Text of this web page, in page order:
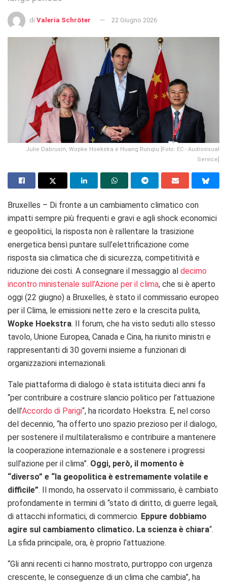
di Valeria Schröter 22 Giugno 2026
Julie Dabrusin, Wopke Hoekstra e Huang Runqiu [Foto: EC - Audiovisual
Service]
Bruxelles – Di fronte a un cambiamento climatico con
impatti sempre più frequenti e gravi e agli shock economici
e geopolitici, la risposta non è rallentare la trasizione
energetica bensì puntare sull’elettrificazione come
risposta sia climatica che di sicurezza, competitività e
riduzione dei costi. A consegnare il messaggio al decimo
incontro ministeriale sull’Azione per il clima, che si è aperto
oggi (22 giugno) a Bruxelles, è stato il commissario europeo
per il Clima, le emissioni nette zero e la crescita pulita,
Wopke Hoekstra. Il forum, che ha visto seduti allo stesso
tavolo, Unione Europea, Canada e Cina, ha riunito ministri e
rappresentanti di 30 governi insieme a funzionari di
organizzazioni internazionali.
Tale piattaforma di dialogo è stata istituita dieci anni fa
“per contribuire a costruire slancio politico per l’attuazione
dell’Accordo di Parigi“, ha ricordato Hoekstra. E, nel corso
del decennio, “ha offerto uno spazio prezioso per il dialogo,
per sostenere il multilateralismo e contribuire a mantenere
la cooperazione internazionale e a sostenere i progressi
sull’azione per il clima”. Oggi, però, il momento è
“diverso” e “la geopolitica è estremamente volatile e
difficile”. Il mondo, ha osservato il commissario, è cambiato
profondamente in termini di “stato di diritto, di guerre legali,
di attacchi informatici, di commercio. Eppure dobbiamo
agire sul cambiamento climatico. La scienza è chiara“.
La sfida principale, ora, è proprio l’attuazione.
“Gli anni recenti ci hanno mostrato, purtroppo con urgenza
crescente, le conseguenze di un clima che cambia”, ha